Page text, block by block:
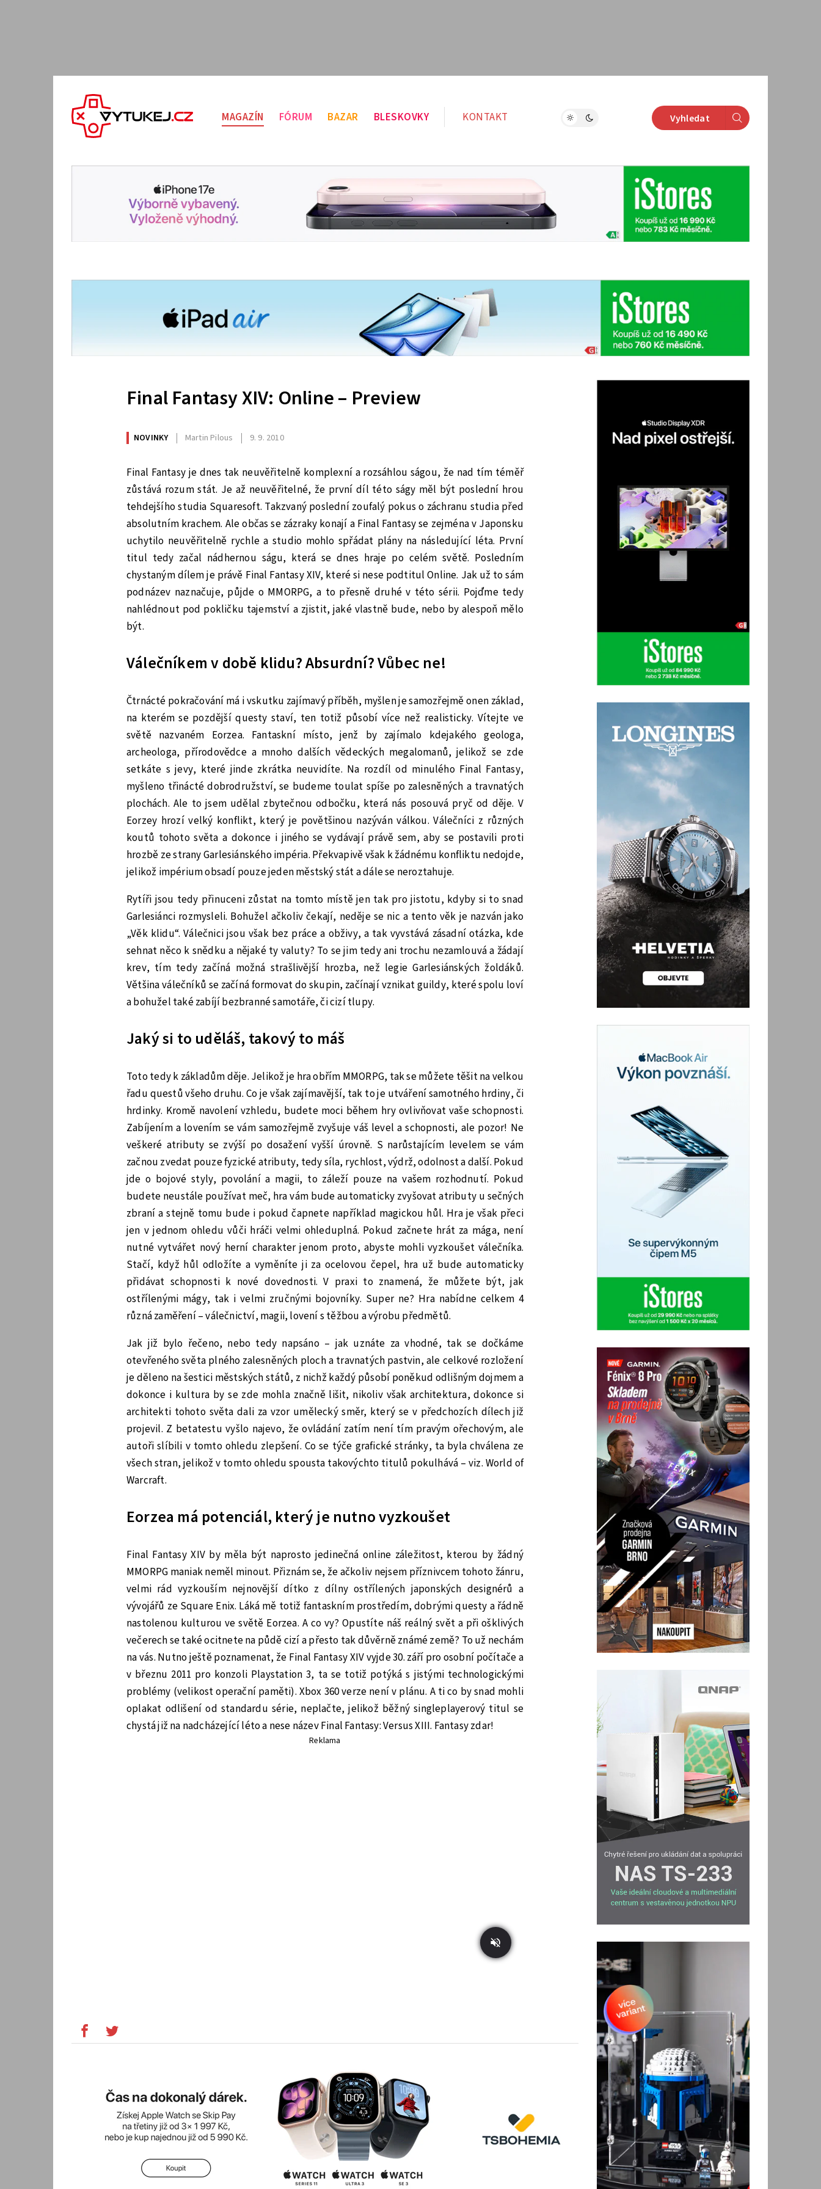
MAGAZÍN FÓRUM BAZAR BLESKOVKY KONTAKT Vyhledat
Final Fantasy XIV: Online – Preview
NOVINKY Martin Pilous 9. 9. 2010
Final Fantasy je dnes tak neuvěřitelně komplexní a rozsáhlou ságou, že nad tím téměř
zůstává rozum stát. Je až neuvěřitelné, že první díl této ságy měl být poslední hrou
tehdejšího studia Squaresoft. Takzvaný poslední zoufalý pokus o záchranu studia před
absolutním krachem. Ale občas se zázraky konají a Final Fantasy se zejména v Japonsku
uchytilo neuvěřitelně rychle a studio mohlo spřádat plány na následující léta. První
titul tedy začal nádhernou ságu, která se dnes hraje po celém světě. Posledním
chystaným dílem je právě Final Fantasy XIV, které si nese podtitul Online. Jak už to sám
podnázev naznačuje, půjde o MMORPG, a to přesně druhé v této sérii. Pojďme tedy
nahlédnout pod pokličku tajemství a zjistit, jaké vlastně bude, nebo by alespoň mělo
být.
Válečníkem v době klidu? Absurdní? Vůbec ne!
Čtrnácté pokračování má i vskutku zajímavý příběh, myšlen je samozřejmě onen základ,
na kterém se pozdější questy staví, ten totiž působí více než realisticky. Vítejte ve
světě nazvaném Eorzea. Fantaskní místo, jenž by zajímalo kdejakého geologa,
archeologa, přírodovědce a mnoho dalších vědeckých megalomanů, jelikož se zde
setkáte s jevy, které jinde zkrátka neuvidíte. Na rozdíl od minulého Final Fantasy,
myšleno třinácté dobrodružství, se budeme toulat spíše po zalesněných a travnatých
plochách. Ale to jsem udělal zbytečnou odbočku, která nás posouvá pryč od děje. V
Eorzey hrozí velký konflikt, který je povětšinou nazýván válkou. Válečníci z různých
koutů tohoto světa a dokonce i jiného se vydávají právě sem, aby se postavili proti
hrozbě ze strany Garlesiánského impéria. Překvapivě však k žádnému konfliktu nedojde,
jelikož impérium obsadí pouze jeden městský stát a dále se neroztahuje.
Rytíři jsou tedy přinuceni zůstat na tomto místě jen tak pro jistotu, kdyby si to snad
Garlesiánci rozmysleli. Bohužel ačkoliv čekají, neděje se nic a tento věk je nazván jako
„Věk klidu“. Válečnici jsou však bez práce a obživy, a tak vyvstává zásadní otázka, kde
sehnat něco k snědku a nějaké ty valuty? To se jim tedy ani trochu nezamlouvá a žádají
krev, tím tedy začíná možná strašlivější hrozba, než legie Garlesiánských žoldáků.
Většina válečníků se začíná formovat do skupin, začínají vznikat guildy, které spolu loví
a bohužel také zabíjí bezbranné samotáře, či cizí tlupy.
Jaký si to uděláš, takový to máš
Toto tedy k základům děje. Jelikož je hra obřím MMORPG, tak se můžete těšit na velkou
řadu questů všeho druhu. Co je však zajímavější, tak to je utváření samotného hrdiny, či
hrdinky. Kromě navolení vzhledu, budete moci během hry ovlivňovat vaše schopnosti.
Zabíjením a lovením se vám samozřejmě zvyšuje váš level a schopnosti, ale pozor! Ne
veškeré atributy se zvýší po dosažení vyšší úrovně. S narůstajícím levelem se vám
začnou zvedat pouze fyzické atributy, tedy síla, rychlost, výdrž, odolnost a další. Pokud
jde o bojové styly, povolání a magii, to záleží pouze na vašem rozhodnutí. Pokud
budete neustále používat meč, hra vám bude automaticky zvyšovat atributy u sečných
zbraní a stejně tomu bude i pokud čapnete například magickou hůl. Hra je však přeci
jen v jednom ohledu vůči hráči velmi ohleduplná. Pokud začnete hrát za mága, není
nutné vytvářet nový herní charakter jenom proto, abyste mohli vyzkoušet válečníka.
Stačí, když hůl odložíte a vyměníte ji za ocelovou čepel, hra už bude automaticky
přidávat schopnosti k nové dovednosti. V praxi to znamená, že můžete být, jak
ostřílenými mágy, tak i velmi zručnými bojovníky. Super ne? Hra nabídne celkem 4
různá zaměření – válečnictví, magii, lovení s těžbou a výrobu předmětů.
Jak již bylo řečeno, nebo tedy napsáno – jak uznáte za vhodné, tak se dočkáme
otevřeného světa plného zalesněných ploch a travnatých pastvin, ale celkové rozložení
je děleno na šestici městských států, z nichž každý působí poněkud odlišným dojmem a
dokonce i kultura by se zde mohla značně lišit, nikoliv však architektura, dokonce si
architekti tohoto světa dali za vzor umělecký směr, který se v předchozích dílech již
projevil. Z betatestu vyšlo najevo, že ovládání zatím není tím pravým ořechovým, ale
autoři slíbili v tomto ohledu zlepšení. Co se týče grafické stránky, ta byla chválena ze
všech stran, jelikož v tomto ohledu spousta takovýchto titulů pokulhává – viz. World of
Warcraft.
Eorzea má potenciál, který je nutno vyzkoušet
Final Fantasy XIV by měla být naprosto jedinečná online záležitost, kterou by žádný
MMORPG maniak neměl minout. Přiznám se, že ačkoliv nejsem příznivcem tohoto žánru,
velmi rád vyzkouším nejnovější dítko z dílny ostřílených japonských designérů a
vývojářů ze Square Enix. Láká mě totiž fantaskním prostředím, dobrými questy a řádně
nastolenou kulturou ve světě Eorzea. A co vy? Opustíte náš reálný svět a při ošklivých
večerech se také ocitnete na půdě cizí a přesto tak důvěrně známé země? To už nechám
na vás. Nutno ještě poznamenat, že Final Fantasy XIV vyjde 30. září pro osobní počítače a
v březnu 2011 pro konzoli Playstation 3, ta se totiž potýká s jistými technologickými
problémy (velikost operační paměti). Xbox 360 verze není v plánu. A ti co by snad mohli
oplakat odlišení od standardu série, neplačte, jelikož běžný singleplayerový titul se
chystá již na nadcházející léto a nese název Final Fantasy: Versus XIII. Fantasy zdar!
Reklama